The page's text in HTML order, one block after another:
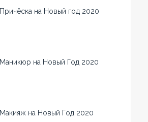
Причёска на Новый год 2020
Маникюр на Новый Год 2020
Макияж на Новый Год 2020